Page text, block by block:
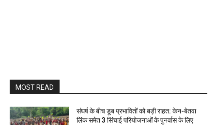
MOST READ
संघर्ष के बीच डूब प्रभावितों को बड़ी राहत: केन-बेतवा
लिंक समेत 3 सिंचाई परियोजनाओं के पुनर्वास के लिए